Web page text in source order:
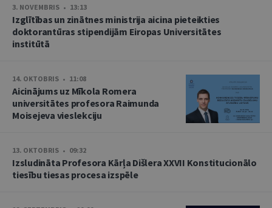
3. NOVEMBRIS • 13:13
Izglītības un zinātnes ministrija aicina pieteikties
doktorantūras stipendijām Eiropas Universitātes
institūtā
14. OKTOBRIS • 11:08
Aicinājums uz Mīkola Romera
universitātes profesora Raimunda
Moisejeva vieslekciju
13. OKTOBRIS • 09:32
Izsludināta Profesora Kārļa Dišlera XXVII Konstitucionālo
tiesību tiesas procesa izspēle